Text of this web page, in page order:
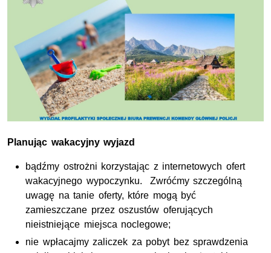
Planując wakacyjny wyjazd
bądźmy ostrożni korzystając z internetowych ofert
wakacyjnego wypoczynku. Zwróćmy szczególną
uwagę na tanie oferty, które mogą być
zamieszczane przez oszustów oferujących
nieistniejące miejsca noclegowe;
nie wpłacajmy zaliczek za pobyt bez sprawdzenia